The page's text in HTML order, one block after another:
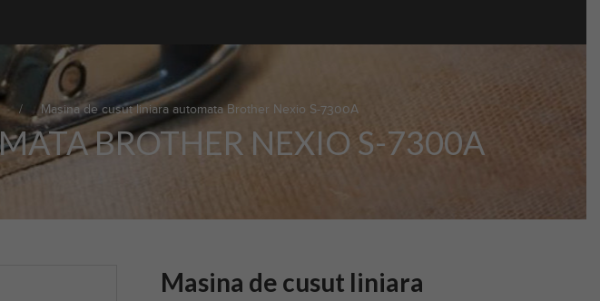
Masina de cusut liniara automata Brother Nexio S-7300A
BROTHER NEXIO S-7300A
Masina de cusut liniara